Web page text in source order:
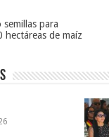
para
hectáreas de maíz